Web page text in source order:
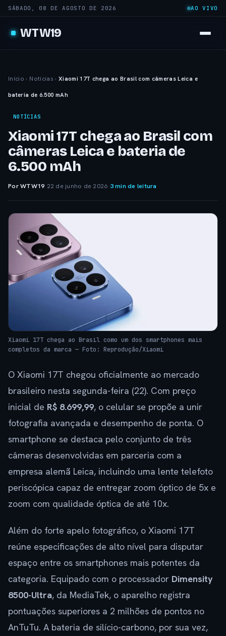
SÁBADO, 08 DE AGOSTO DE 2026 AO VIVO
WTW19
Início › Notícias › Xiaomi 17T chega ao Brasil com câmeras Leica e
bateria de 6.500 mAh
NOTÍCIAS
Xiaomi 17T chega ao Brasil com
câmeras Leica e bateria de
6.500 mAh
Por WTW19· 22 de junho de 2026·3 min de leitura
Xiaomi 17T chega ao Brasil como um dos smartphones mais
completos da marca — Foto: Reprodução/Xiaomi
O Xiaomi 17T chegou oficialmente ao mercado
brasileiro nesta segunda-feira (22). Com preço
inicial de R$ 8.699,99, o celular se propõe a unir
fotografia avançada e desempenho de ponta. O
smartphone se destaca pelo conjunto de três
câmeras desenvolvidas em parceria com a
empresa alemã Leica, incluindo uma lente telefoto
periscópica capaz de entregar zoom óptico de 5x e
zoom com qualidade óptica de até 10x.
Além do forte apelo fotográfico, o Xiaomi 17T
reúne especificações de alto nível para disputar
espaço entre os smartphones mais potentes da
categoria. Equipado com o processador Dimensity
8500-Ultra, da MediaTek, o aparelho registra
pontuações superiores a 2 milhões de pontos no
AnTuTu. A bateria de silício-carbono, por sua vez,